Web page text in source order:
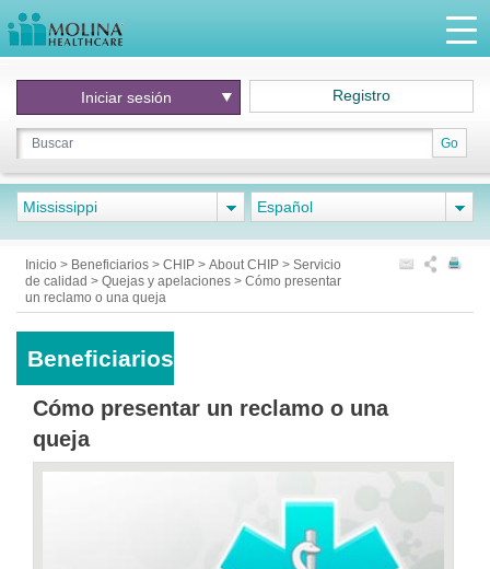
Go
Iniciar sesión Registro
Mississippi Español
Inicio > Beneficiarios > CHIP > About CHIP > Servicio
de calidad > Quejas y apelaciones > Cómo presentar
un reclamo o una queja
Beneficiarios
Cómo presentar un reclamo o una
queja